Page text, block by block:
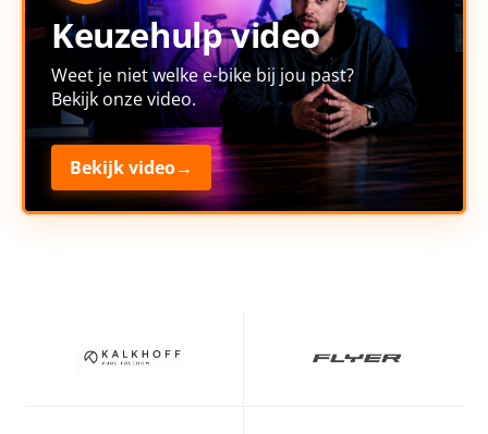
Keuzehulp video
Weet je niet welke e-bike bij jou past?
Bekijk onze video.
Bekijk video→